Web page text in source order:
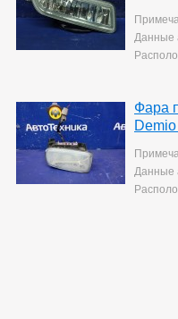
Данные
Фара
Данные